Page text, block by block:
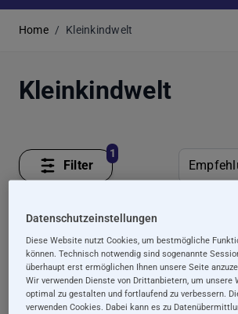
Home / Kleinkindwelt
Kleinkindwelt
Filter
1
Datenschutzeinstellungen
Diese Website nutzt Cookies, um bestmögliche
können. Technisch notwendig sind sogenannte
überhaupt erst ermöglichen Ihnen unsere Seite
Wir verwenden Dienste von Drittanbietern, um unsere
optimal zu gestalten und fortlaufend zu verbessern.
verwenden Cookies. Dabei kann es zu